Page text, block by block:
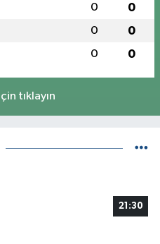
0 0
0 0
0 0
tıklayın
21:30